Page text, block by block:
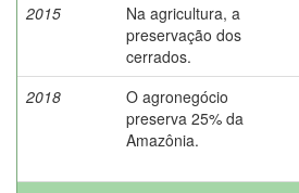
2015
Na agricultura, a
preservação dos
cerrados.
2018
O agronegócio
preserva 25% da
Amazônia.